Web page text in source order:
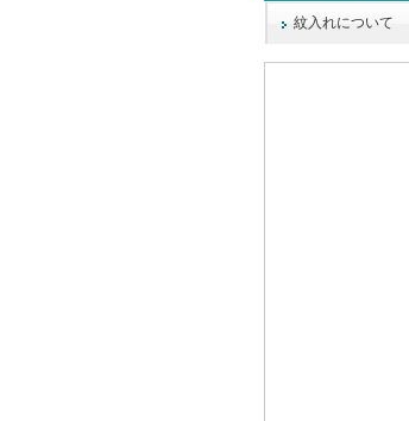
紋入れについて